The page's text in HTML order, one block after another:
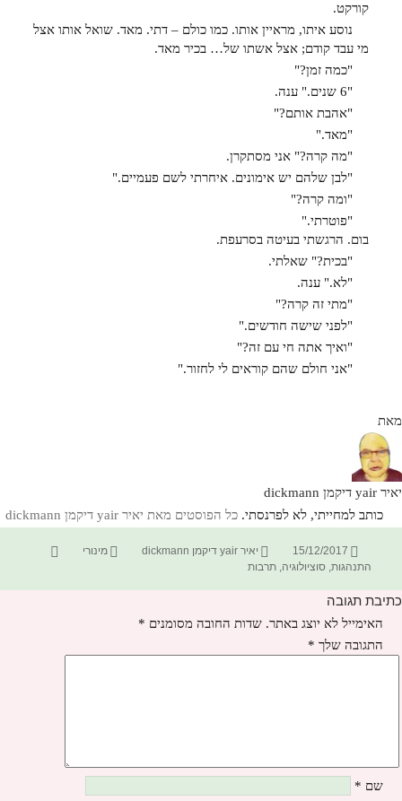
קורקט.
נוסע איתו, מראיין אותו. כמו כולם – דתי. מאד. שואל אותו אצל
מי עבד קודם; אצל אשתו של… בכיר מאד.
"כמה זמן?"
"6 שנים." ענה.
"אהבת אותם?"
"מאד."
"מה קרה?" אני מסתקרן.
"לבן שלהם יש אימונים. איחרתי לשם פעמיים."
"ומה קרה?"
"פוטרתי."
בום. הרגשתי בעיטה בסרעפת.
"בכית?" שאלתי.
"לא." ענה.
"מתי זה קרה?"
"לפני שישה חודשים."
"ואיך אתה חי עם זה?"
"אני חולם שהם קוראים לי לחזור."
מאת
יאיר yair דיקמן dickmann
כותב למחייתי, לא לפרנסתי. כל הפוסטים מאת יאיר yair דיקמן dickmann‏
פורסם
בתאריך
15/12/2017 מחבר
יאיר yair דיקמן dickmann קטגוריות
מינורי
התנהגות,סוציולוגיה,תרבות
כתיבת תגובה
האימייל לא יוצג באתר. שדות החובה מסומנים *
התגובה שלך *
שם *